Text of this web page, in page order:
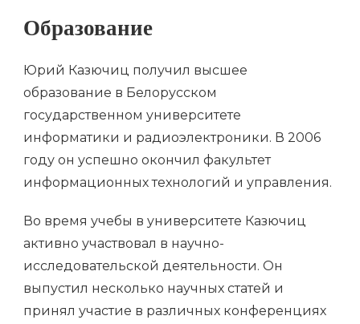
Образование
Юрий Казючиц получил высшее
образование в Белорусском
государственном университете
информатики и радиоэлектроники. В 2006
году он успешно окончил факультет
информационных технологий и управления.
Во время учебы в университете Казючиц
активно участвовал в научно-
исследовательской деятельности. Он
выпустил несколько научных статей и
принял участие в различных конференциях